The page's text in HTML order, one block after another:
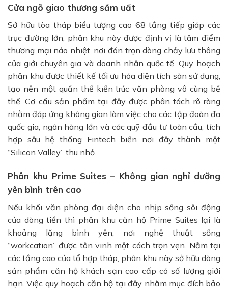
Cửa ngõ giao thương sầm uất
Sở hữu tòa tháp biểu tượng cao 68 tầng tiếp giáp các
trục đường lớn, phân khu này được định vị là tâm điểm
thương mại náo nhiệt, nơi đón trọn dòng chảy lưu thông
của giới chuyên gia và doanh nhân quốc tế. Quy hoạch
phân khu được thiết kế tối ưu hóa diện tích sàn sử dụng,
tạo nên một quần thể kiến trúc văn phòng vô cùng bề
thế. Cơ cấu sản phẩm tại đây được phân tách rõ ràng
nhằm đáp ứng không gian làm việc cho các tập đoàn đa
quốc gia, ngân hàng lớn và các quỹ đầu tư toàn cầu, tích
hợp sâu hệ thống Fintech biến nơi đây thành một
“Silicon Valley” thu nhỏ.
Phân khu Prime Suites – Không gian nghỉ dưỡng
yên bình trên cao
Nếu khối văn phòng đại diện cho nhịp sống sôi động
của dòng tiền thì phân khu căn hộ Prime Suites lại là
khoảng lặng bình yên, nơi nghệ thuật sống
“workcation” được tôn vinh một cách trọn vẹn. Nằm tại
các tầng cao của tổ hợp tháp, phân khu này sở hữu dòng
sản phẩm căn hộ khách sạn cao cấp có số lượng giới
hạn. Việc quy hoạch căn hộ tại đây nhằm mục đích bảo